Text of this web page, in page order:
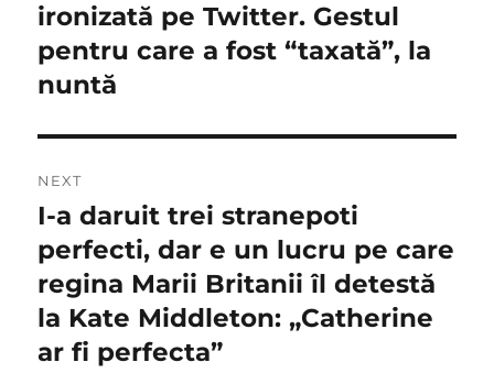
articole
post:
ironizată pe Twitter. Gestul
pentru care a fost “taxată”, la
nuntă
NEXT
Next
post:
I-a daruit trei stranepoti
perfecti, dar e un lucru pe care
regina Marii Britanii îl detestă
la Kate Middleton: „Catherine
ar fi perfecta”